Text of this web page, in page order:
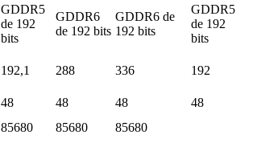
GDDR5
de 192
bits
GDDR6
de 192 bits
GDDR6 de
192 bits
GDDR5
de 192
bits
192,1 288 336 192
48 48 48
48
85680 85680
85680